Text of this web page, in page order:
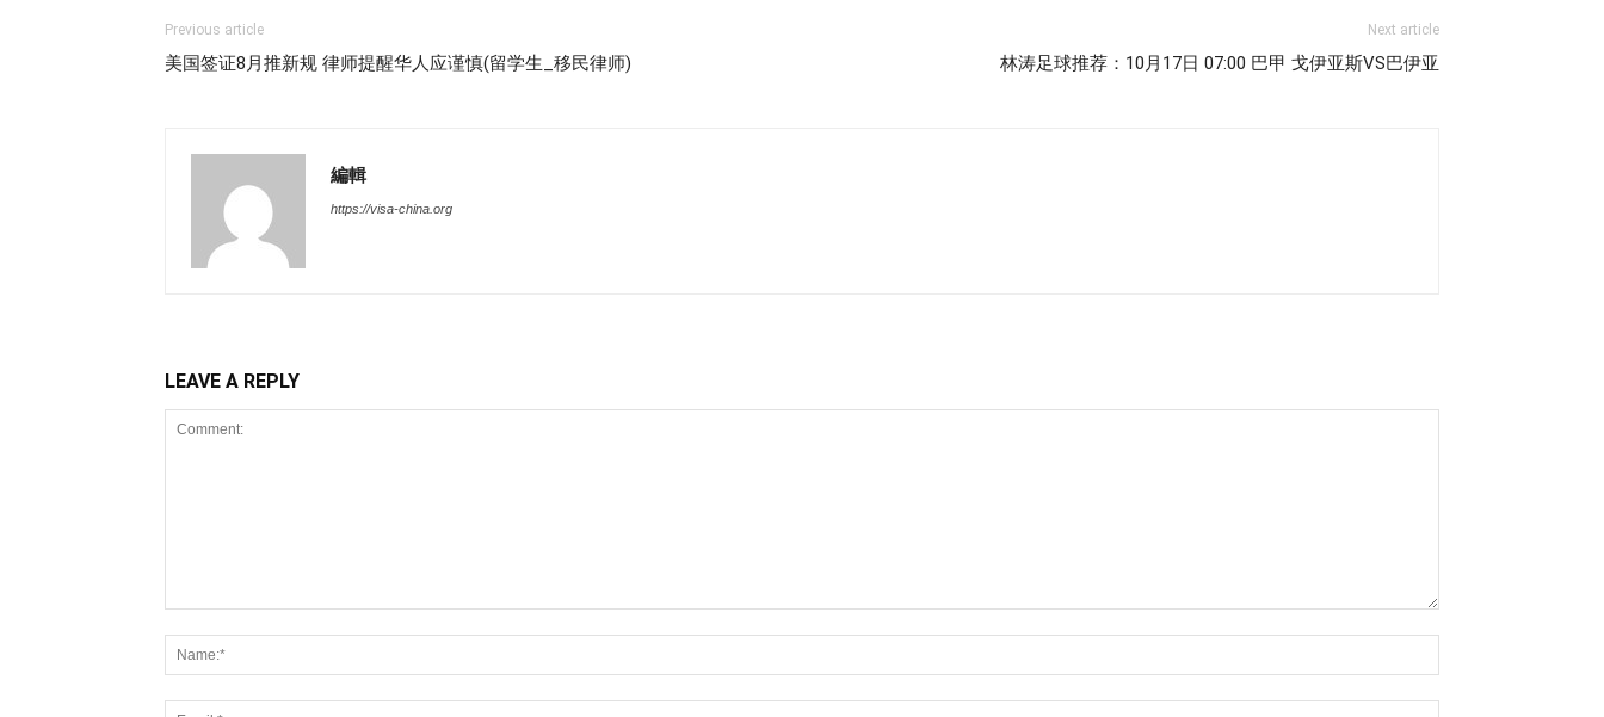
Previous article
美国签证8月推新规 律师提醒华人应谨慎(留学生_移民律师)
Next article
林涛足球推荐：10月17日 07:00 巴甲 戈伊亚斯VS巴伊亚
編輯
https://visa-china.org
LEAVE A REPLY